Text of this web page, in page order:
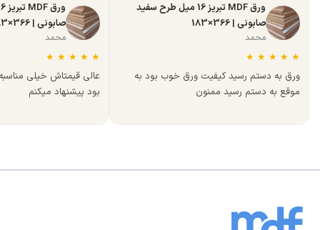
ورق MDF تبریز 16 میل طرح سفید
صابونی | 366×183
محمد
★
★
★
★
★
ورق به دستم رسید کیفیت ورق خوب بود به
موقع به دستم رسید ممنون
صابونی | 366×183
محمد
★
★
★
★
★
عالی قیمتاش خیلی
بود پیشنهاد میکنم